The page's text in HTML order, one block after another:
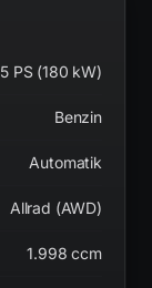
PS (180 kW)
Benzin
Automatik
Allrad (AWD)
1.998 ccm